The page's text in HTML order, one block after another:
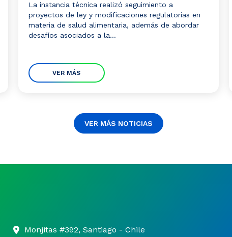
La instancia técnica realizó seguimiento a
proyectos de ley y modificaciones regulatorias en
materia de salud alimentaria, además de abordar
desafíos asociados a la...
VER MÁS
VER MÁS NOTICIAS
Monjitas #392, Santiago - Chile